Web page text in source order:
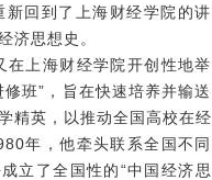
回到了上海财经学院的讲
思想史。
上海财经学院开创性地举
班”，旨在快速培养并输送
精英，以推动全国高校在经
年，他牵头联系全国不同
立了全国性的“中国经济思